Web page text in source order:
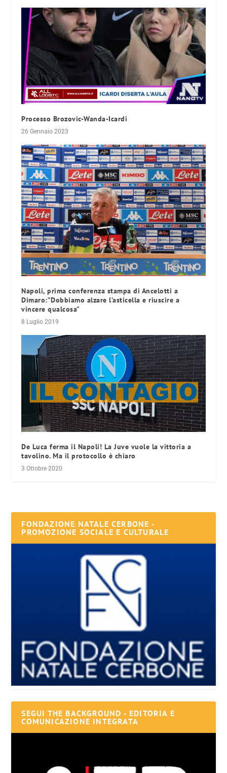
Processo Brozovic-Wanda-Icardi
26 Gennaio 2023
Napoli, prima conferenza stampa di Ancelotti a
Dimaro:”Dobbiamo alzare l’asticella e riuscire a
vincere qualcosa”
8 Luglio 2019
De Luca ferma il Napoli! La Juve vuole la vittoria a
tavolino. Ma il protocollo è chiaro
3 Ottobre 2020
FONDAZIONE NATALE CERBONE -
PROMOZIONE SOCIALE E CULTURALE
SEGUI THE BACKGROUND - EDITORIA E
COMUNICAZIONE INTEGRATA